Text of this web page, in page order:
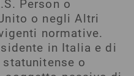
Person o
o negli Altri
normative.
in Italia e di
o